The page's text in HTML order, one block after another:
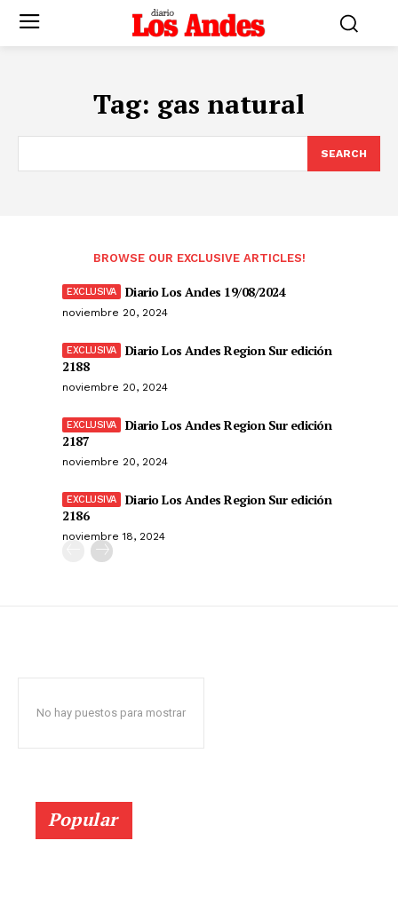
Tag: gas natural
SEARCH
BROWSE OUR EXCLUSIVE ARTICLES!
Diario Los Andes 19/08/2024
noviembre 20, 2024
Diario Los Andes Region Sur edición
2188
noviembre 20, 2024
Diario Los Andes Region Sur edición
2187
noviembre 20, 2024
Diario Los Andes Region Sur edición
2186
noviembre 18, 2024
No hay puestos para mostrar
Popular